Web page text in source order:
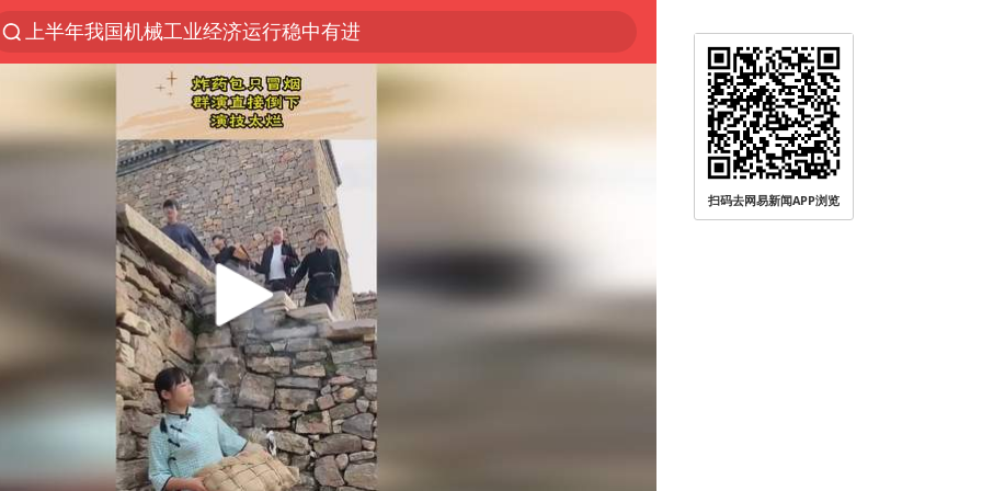
上半年我国机械工业经济运行稳中有进
朱雨玲晋级WTT横滨冠军赛女单八强
女子开一天一夜空调后二氧化碳中毒
美国将对多晶硅衍生品加征15%关税
佛山通报笔试前13被淘汰后5名进体检
泰国校园枪击案死亡人数升至7人
陕西省委书记赶赴柞水县杏坪镇
女孩摆摊卖菌子时收到北大通知书
年内第一高价股今日打新
改名后的“青海拉面”店
粉笔教育发布“自曝式”公开信
扫码去网易新闻APP浏览